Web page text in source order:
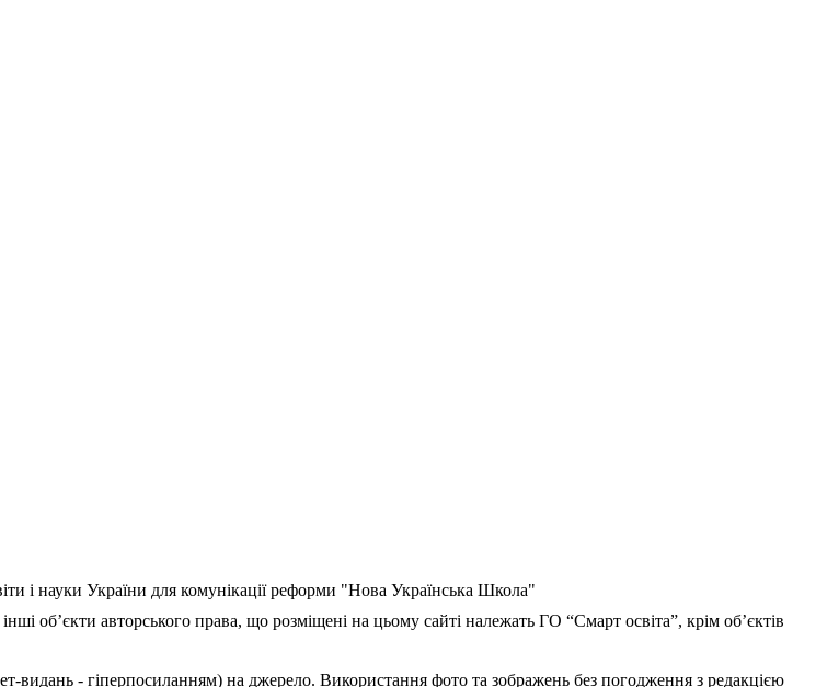
і науки України для комунікації реформи "Нова Українська Школа"
об’єкти авторського права, що розміщені на цьому сайті належать ГО “Смарт освіта”, крім об’єктів
видань - гіперпосиланням) на джерело. Використання фото та зображень без погодження з редакцією